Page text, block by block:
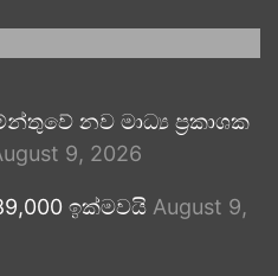
නව මාධ්‍ය ප්‍රකාශක
9, 2026
ඉක්මවයි August 9,